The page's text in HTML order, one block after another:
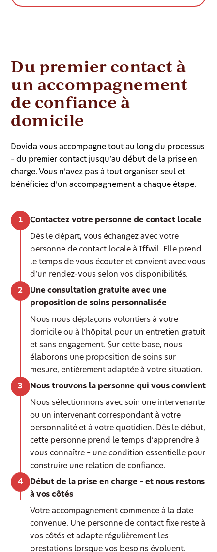
Du premier contact à
un accompagnement
de confiance à
domicile
Dovida vous accompagne tout au long du processus
– du premier contact jusqu’au début de la prise en
charge. Vous n’avez pas à tout organiser seul et
bénéficiez d’un accompagnement à chaque étape.
Contactez votre personne de contact locale
Dès le départ, vous échangez avec votre
personne de contact locale à Iffwil. Elle prend
le temps de vous écouter et convient avec vous
d’un rendez-vous selon vos disponibilités.
Une consultation gratuite avec une
proposition de soins personnalisée
Nous nous déplaçons volontiers à votre
domicile ou à l’hôpital pour un entretien gratuit
et sans engagement. Sur cette base, nous
élaborons une proposition de soins sur
mesure, entièrement adaptée à votre situation.
Nous trouvons la personne qui vous convient
Nous sélectionnons avec soin une intervenante
ou un intervenant correspondant à votre
personnalité et à votre quotidien. Dès le début,
cette personne prend le temps d’apprendre à
vous connaître – une condition essentielle pour
construire une relation de confiance.
Début de la prise en charge – et nous restons
à vos côtés
Votre accompagnement commence à la date
convenue. Une personne de contact fixe reste à
vos côtés et adapte régulièrement les
prestations lorsque vos besoins évoluent.